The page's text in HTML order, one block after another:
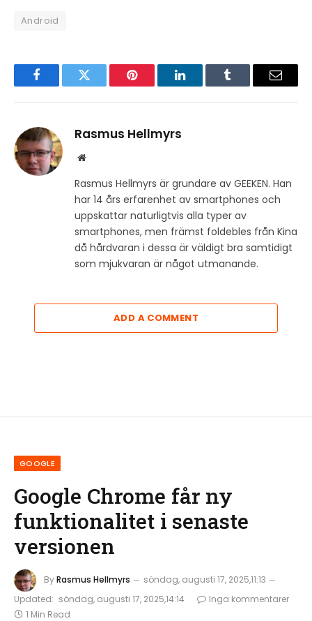
Android
FacebookTwitter Pinterest LinkedInTumblr Email
Rasmus Hellmyrs
Website
Rasmus Hellmyrs är grundare av GEEKEN. Han
har 14 års erfarenhet av smartphones och
uppskattar naturligtvis alla typer av
smartphones, men främst foldebles från Kina
då hårdvaran i dessa är väldigt bra samtidigt
som mjukvaran är något utmanande.
ADD A COMMENT
GOOGLE
Google Chrome får ny
funktionalitet i senaste
versionen
ByRasmus Hellmyrs
söndag, augusti 17, 2025,11:13
Updated: söndag, augusti 17, 2025,14:14
Inga kommentarer
1 Min Read